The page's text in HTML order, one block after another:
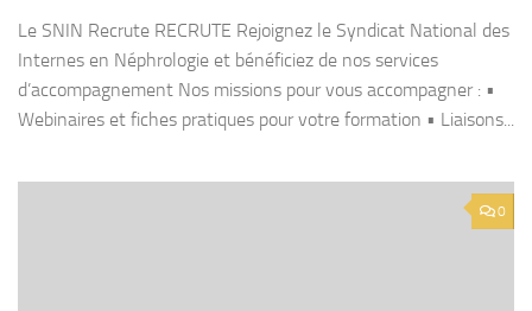
Le SNIN Recrute RECRUTE Rejoignez le Syndicat National des
Internes en Néphrologie et bénéficiez de nos services
d’accompagnement Nos missions pour vous accompagner : •
Webinaires et fiches pratiques pour votre formation • Liaisons...
0